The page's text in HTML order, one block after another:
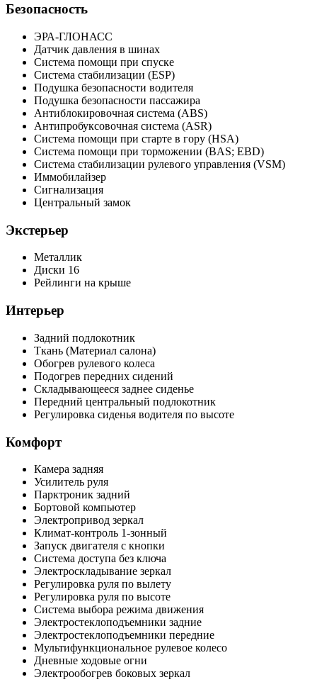
Безопасность
ЭРА-ГЛОНАСС
Датчик давления в шинах
Система помощи при спуске
Система стабилизации (ESP)
Подушка безопасности водителя
Подушка безопасности пассажира
Антиблокировочная система (ABS)
Антипробуксовочная система (ASR)
Система помощи при старте в гору (HSA)
Система помощи при торможении (BAS; EBD)
Система стабилизации рулевого управления (VSM)
Иммобилайзер
Сигнализация
Центральный замок
Экстерьер
Металлик
Диски 16
Рейлинги на крыше
Интерьер
Задний подлокотник
Ткань (Материал салона)
Обогрев рулевого колеса
Подогрев передних сидений
Складывающееся заднее сиденье
Передний центральный подлокотник
Регулировка сиденья водителя по высоте
Комфорт
Камера задняя
Усилитель руля
Парктроник задний
Бортовой компьютер
Электропривод зеркал
Климат-контроль 1-зонный
Запуск двигателя с кнопки
Система доступа без ключа
Электроскладывание зеркал
Регулировка руля по вылету
Регулировка руля по высоте
Система выбора режима движения
Электростеклоподъемники задние
Электростеклоподъемники передние
Мультифункциональное рулевое колесо
Дневные ходовые огни
Электрообогрев боковых зеркал